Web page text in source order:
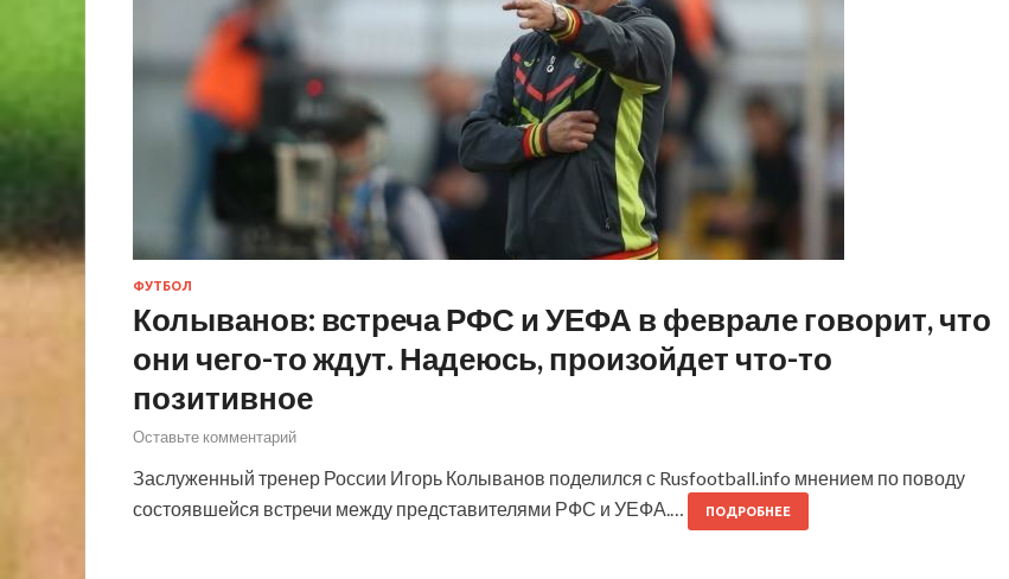
ФУТБОЛ
Колыванов: встреча РФС и УЕФА в феврале говорит, что
они чего-то ждут. Надеюсь, произойдет что-то
позитивное
Оставьте комментарий
Заслуженный тренер России Игорь Колыванов поделился с Rusfootball.info мнением по поводу
состоявшейся встречи между представителями РФС и УЕФА.…
ПОДРОБНЕЕ